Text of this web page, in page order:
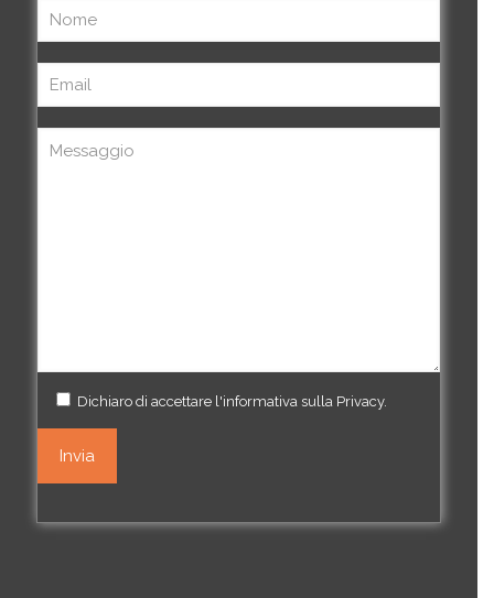
Dichiaro di accettare l'informativa sulla Privacy.